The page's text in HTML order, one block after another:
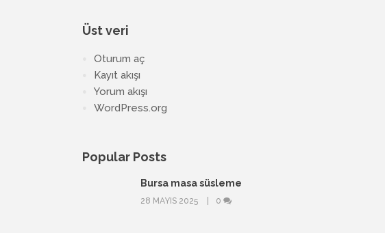
Üst veri
Oturum aç
Kayıt akışı
Yorum akışı
WordPress.org
Popular Posts
Bursa masa süsleme
28 MAYIS 2025 0